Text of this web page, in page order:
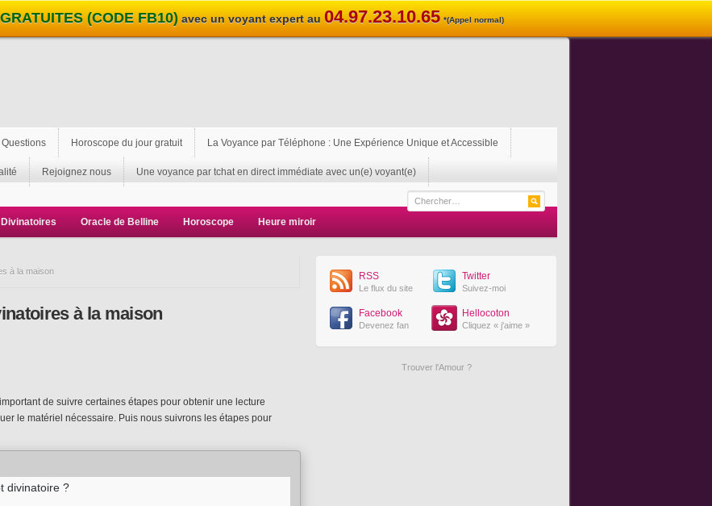
Questions Horoscope du jour gratuit La Voyance par Téléphone : Une Expérience Unique et Accessible
Rejoignez nous Une voyance par tchat en direct immédiate avec un(e) voyant(e)
Oracle de Belline Horoscope Heure miroir
à la maison
à la maison
de suivre certaines étapes pour obtenir une lecture
le matériel nécessaire. Puis nous suivrons les étapes pour
divinatoire ?
RSS
Le flux du site
Twitter
Suivez-moi
Facebook
Devenez fan
Hellocoton
Cliquez « j'aime »
Trouver l'Amour ?
(CODE FB10) avec un voyant expert au 04.97.23.10.65 *(Appel normal)